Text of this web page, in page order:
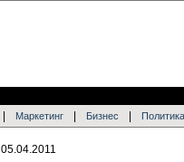
Маркетинг Бизнес
05.04.2011